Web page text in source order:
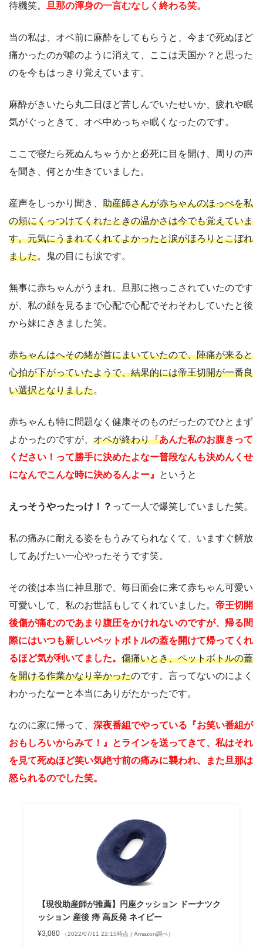
待機笑。 旦那の渾身の一言むなしく終わる笑。
当の私は、オペ前に麻酔をしてもらうと、今まで死ぬほど
痛かったのが噓のように消えて、ここは天国か？と思った
のを今もはっきり覚えています。
麻酔がきいたら丸二日ほど苦しんでいたせいか、疲れや眠
気がぐっときて、オペ中めっちゃ眠くなったのです。
ここで寝たら死ぬんちゃうかと必死に目を開け、周りの声
を聞き、何とか生きていました。
産声をしっかり聞き、 助産師さんが赤ちゃんのほっぺを私
の頬にくっつけてくれたときの温かさは今でも覚えていま
す。元気にうまれてくれてよかったと涙がほろりとこぼれ
ました。鬼の目にも涙です。
無事に赤ちゃんがうまれ、旦那に抱っこされていたのです
が、私の顔を見るまで心配で心配でそわそわしていたと後
から妹にききました笑。
赤ちゃんはへその緒が首にまいていたので、陣痛が来ると
心拍が下がっていたようで、結果的には帝王切開が一番良
い選択となりました。
赤ちゃんも特に問題なく健康そのものだったのでひとまず
よかったのですが、 オペが終わり『あんた私のお腹きって
ください！って勝手に決めたよなー普段なんも決めんくせ
になんでこんな時に決めるんよー』
というと
えっそうやったっけ！？ って一人で爆笑していました笑。
私の痛みに耐える姿をもうみてられなくて、いますぐ解放
してあげたい一心やったそうです笑。
その後は本当に神旦那で、毎日面会に来て赤ちゃん可愛い
可愛いして、私のお世話もしてくれていました。 帝王切開
後傷が痛むのであまり腹圧をかけれないのですが、帰る間
際にはいつも新しいペットボトルの蓋を開けて帰ってくれ
るほど気が利いてました。 傷痛いとき、ペットボトルの蓋
を開ける作業かなり辛かったのです。言ってないのによく
わかったなーと本当にありがたかったです。
なのに家に帰って、 深夜番組でやっている『お笑い番組が
おもしろいからみて！』とラインを送ってきて、私はそれ
を見て死ぬほど笑い気絶寸前の痛みに襲われ、また旦那は
怒られるのでした笑。
【現役助産師が推薦】円座クッション ドーナツク
ッション 産後 痔 高反発 ネイビー
¥3,080 （2022/07/11 22:15時点 | Amazon調べ）